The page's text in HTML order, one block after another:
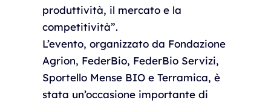
produttività, il mercato e la
competitività”.
L’evento, organizzato da Fondazione
Agrion, FederBio, FederBio Servizi,
Sportello Mense BIO e Terramica, è
stata un’occasione importante di